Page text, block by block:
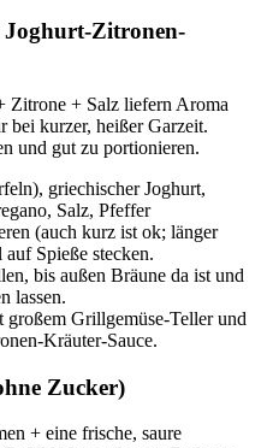
Joghurt-Zitronen-
Zitrone + Salz liefern Aroma
bei kurzer, heißer Garzeit.
und gut zu portionieren.
griechischer Joghurt,
Salz, Pfeffer
(auch kurz ist ok; länger
Spieße stecken.
bis außen Bräune da ist und
lassen.
großem Grillgemüse-Teller und
Kräuter-Sauce.
Zucker)
+ eine frische, saure